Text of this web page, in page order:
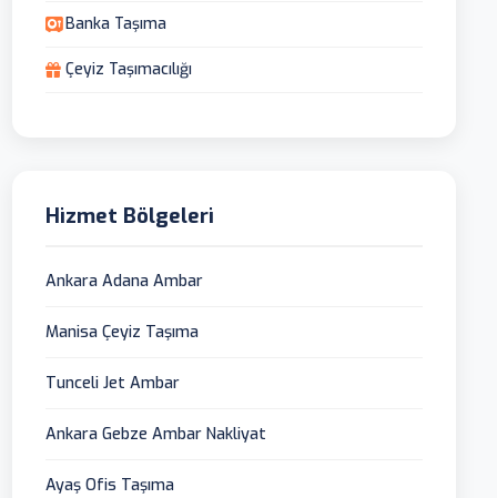
Banka Taşıma
Çeyiz Taşımacılığı
Hizmet Bölgeleri
Ankara Adana Ambar
Manisa Çeyiz Taşıma
Tunceli Jet Ambar
Ankara Gebze Ambar Nakliyat
Ayaş Ofis Taşıma